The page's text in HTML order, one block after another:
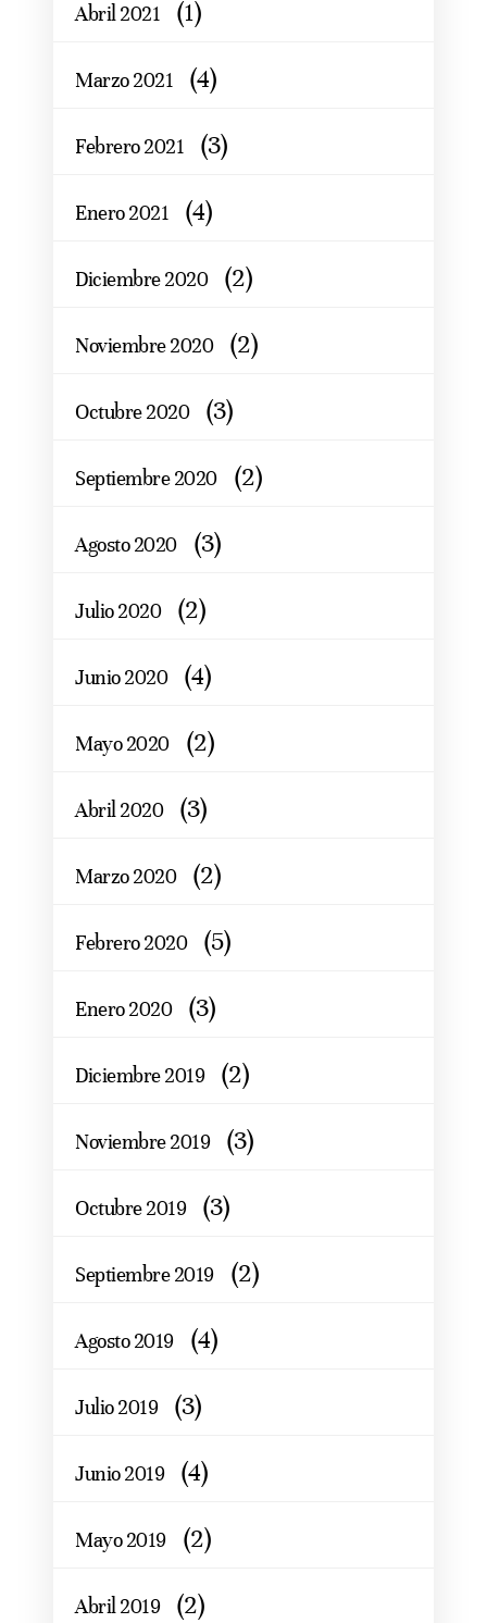
Abril 2021 (1)
Marzo 2021 (4)
Febrero 2021 (3)
Enero 2021 (4)
Diciembre 2020 (2)
Noviembre 2020 (2)
Octubre 2020 (3)
Septiembre 2020 (2)
Agosto 2020 (3)
Julio 2020 (2)
Junio 2020 (4)
Mayo 2020 (2)
Abril 2020 (3)
Marzo 2020 (2)
Febrero 2020 (5)
Enero 2020 (3)
Diciembre 2019 (2)
Noviembre 2019 (3)
Octubre 2019 (3)
Septiembre 2019 (2)
Agosto 2019 (4)
Julio 2019 (3)
Junio 2019 (4)
Mayo 2019 (2)
Abril 2019 (2)